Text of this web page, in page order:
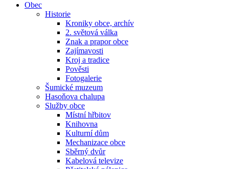
Obec
Historie
Kroniky obce, archív
2. světová válka
Znak a prapor obce
Zajímavosti
Kroj a tradice
Pověsti
Fotogalerie
Šumické muzeum
Hasoňova chalupa
Služby obce
Místní hřbitov
Knihovna
Kulturní dům
Mechanizace obce
Sběrný dvůr
Kabelová televize